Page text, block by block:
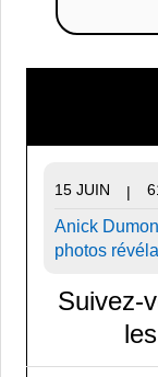
15 JUIN |
Anick
photos
Suivez-